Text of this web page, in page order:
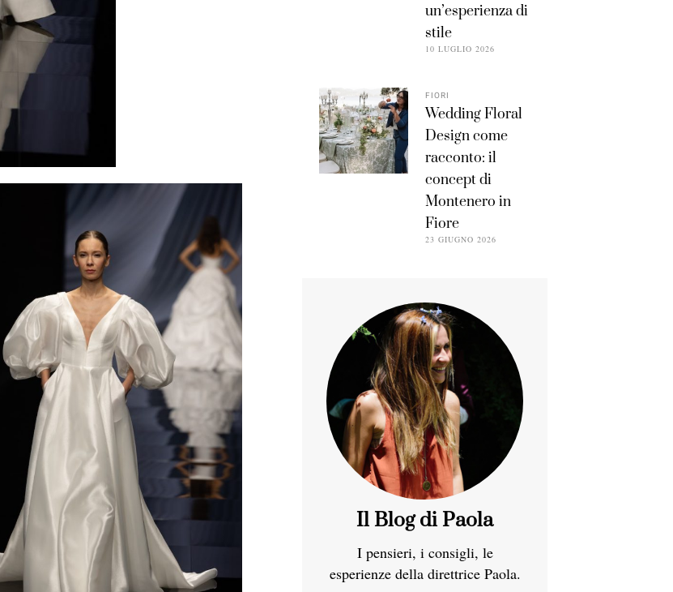
un’esperienza di
stile
10 LUGLIO 2026
FIORI
Wedding Floral
Design come
racconto: il
concept di
Montenero in
Fiore
23 GIUGNO 2026
Il Blog di Paola
I pensieri, i consigli, le
esperienze della direttrice Paola.